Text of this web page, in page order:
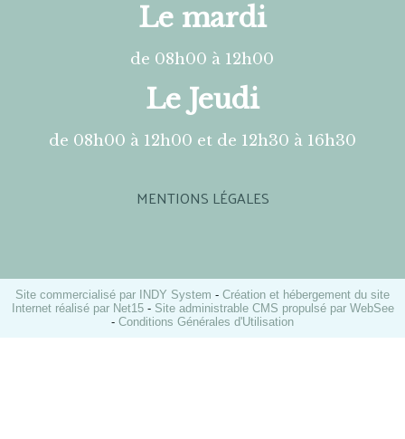
Le mardi
de 08h00 à 12h00
Le Jeudi
de 08h00 à 12h00 et de 12h30 à 16h30
MENTIONS LÉGALES
Site commercialisé par INDY System - Création et hébergement du site
Internet réalisé par Net15- Site administrable CMS propulsé par WebSee
- Conditions Générales d'Utilisation